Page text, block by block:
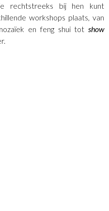
rechtstreeks bij hen kunt
workshops plaats, van
en feng shui tot show